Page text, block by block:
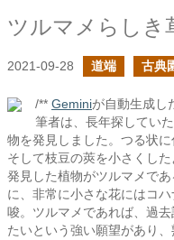
ツルマメらしき
2021-09-28 道端 古典
/** Geminiが自動生成し
筆者は、長年探してい
物を発見しました。つる状
そして枝豆の莢を小さくし
発見した植物がツルマメで
に、非常に小さな花にはコ
唆。ツルマメであれば、過
たいという強い願望があり